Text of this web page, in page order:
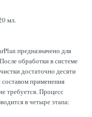
мл.
предназначено для
обработки в системе
достаточно десяти
применения
требуется. Процесс
в четыре этапа: